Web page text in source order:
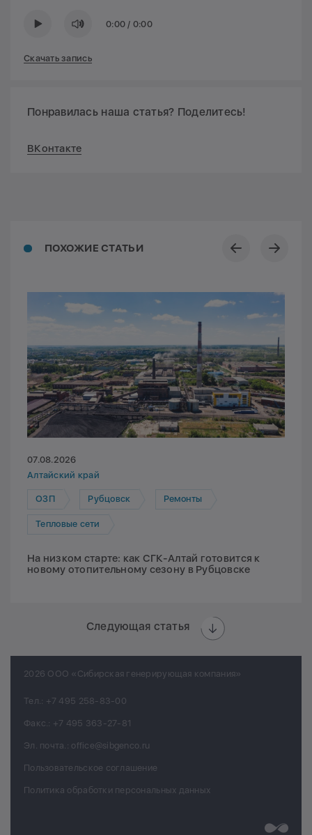
0:00 / 0:00
Скачать запись
Понравилась наша статья? Поделитесь!
ВКонтакте
ПОХОЖИЕ СТАТЬИ
07.08.2026
Алтайский край
ОЗП Рубцовск Ремонты
Тепловые сети
На низком старте: как СГК-Алтай готовится к
новому отопительному сезону в Рубцовске
Следующая статья
2026 ООО «Сибирская генерирующая компания»
Тел.: +7 495 258-83-00
Факс.: +7 495 363-27-81
Эл. почта.: office@sibgenco.ru
Пользовательское соглашение
Политика обработки персональных данных